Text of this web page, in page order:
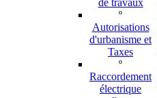
de travaux
º
Autorisations
d'urbanisme et
Taxes
º
Raccordement
électrique